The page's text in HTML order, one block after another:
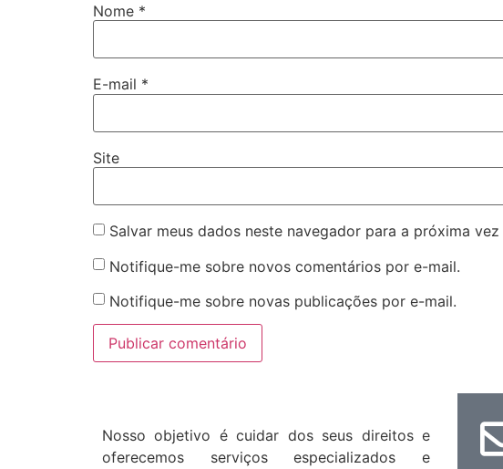
Nome *
E-mail *
Site
Salvar meus dados neste navegador para a próxima
Notifique-me sobre novos comentários por e-mail.
Notifique-me sobre novas publicações por e-mail.
Nosso objetivo é cuidar dos seus direitos e
oferecemos serviços especializados e